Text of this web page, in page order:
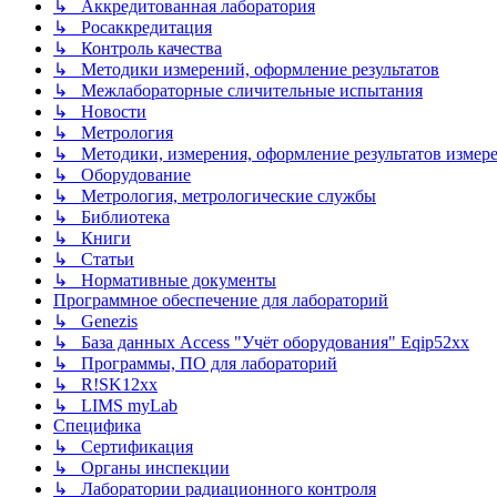
↳ Аккредитованная лаборатория
↳ Росаккредитация
↳ Контроль качества
↳ Методики измерений, оформление результатов
↳ Межлабораторные сличительные испытания
↳ Новости
↳ Метрология
↳ Методики, измерения, оформление результатов
↳ Оборудование
↳ Метрология, метрологические службы
↳ Библиотека
↳ Книги
↳ Статьи
↳ Нормативные документы
Программное обеспечение для лабораторий
↳ Genezis
↳ База данных Access "Учёт оборудования" Eqip52xx
↳ Программы, ПО для лабораторий
↳ R!SK12xx
↳ LIMS myLab
Специфика
↳ Сертификация
↳ Органы инспекции
↳ Лаборатории радиационного контроля